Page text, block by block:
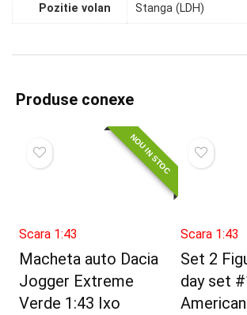
Pozitie volan Stanga (LDH)
Produse conexe
NOU IN STOC
Scara 1:43
Macheta auto Dacia
Jogger Extreme
Verde 1:43 Ixo
Scara 1:43
Set 2
day set